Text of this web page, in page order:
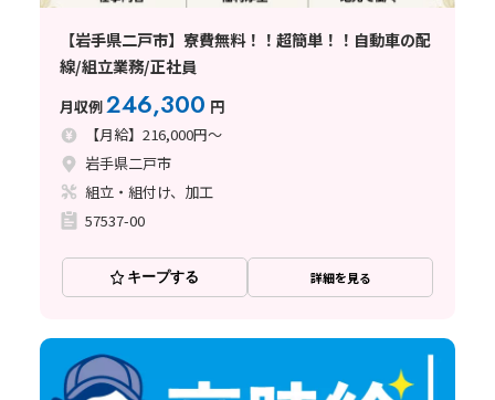
【岩手県二戸市】寮費無料！！超簡単！！自動車の配
線/組立業務/正社員
月収例246,300 円
【月給】216,000円～
岩手県二戸市
組立・組付け、加工
57537-00
キープする 詳細を見る